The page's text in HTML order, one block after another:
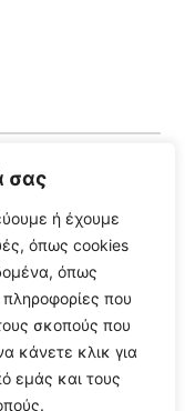
σας
ή έχουμε
όπως cookies
όπως
που
σκοπούς που
κάνετε κλικ για
εμάς και τους
στο